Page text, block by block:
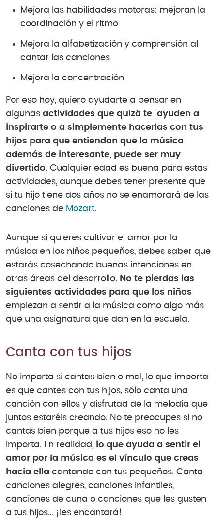
Mejora las habilidades motoras: mejoran la
coordinación y el ritmo
Mejora la alfabetización y comprensión al
cantar las canciones
Mejora la concentración
Por eso hoy, quiero ayudarte a pensar en
algunas actividades que quizá te ayuden a
inspirarte o a simplemente hacerlas con tus
hijos para que entiendan que la música
además de interesante, puede ser muy
divertido. Cualquier edad es buena para estas
actividades, aunque debes tener presente que
si tu hijo tiene dos años no se enamorará de las
canciones de Mozart.
Aunque si quieres cultivar el amor por la
música en los niños pequeños, debes saber que
estarás cosechando buenas intenciones en
otras áreas del desarrollo. No te pierdas las
siguientes actividades para que los niños
empiezan a sentir a la música como algo más
que una asignatura que dan en la escuela.
Canta con tus hijos
No importa si cantas bien o mal, lo que importa
es que cantes con tus hijos, sólo canta una
canción con ellos y disfrutad de la melodía que
juntos estaréis creando. No te preocupes si no
cantas bien porque a tus hijos eso no les
importa. En realidad, lo que ayuda a sentir el
amor por la música es el vínculo que creas
hacia ella cantando con tus pequeños. Canta
canciones alegres, canciones infantiles,
canciones de cuna o canciones que les gusten
a tus hijos… ¡les encantará!